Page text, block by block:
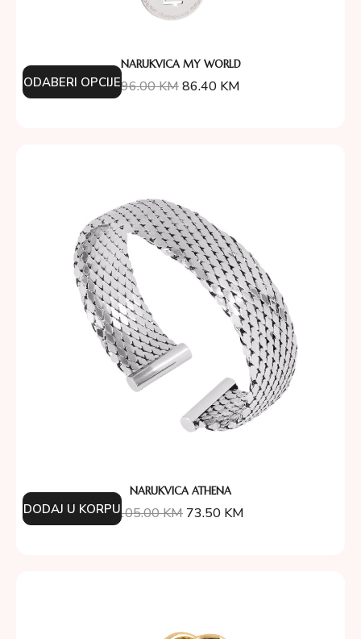
NARUKVICA MY WORLD
96.00KM86.40 KM
ODABERI OPCIJE
NARUKVICA ATHENA
105.00KM 73.50 KM
DODAJ U KORPU